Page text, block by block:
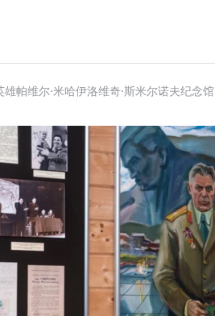
雄帕维尔·米哈伊洛维奇·斯米尔诺夫纪念馆